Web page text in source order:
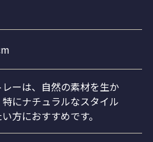
ーは、自然の素材を生か
にナチュラルなスタイル
方におすすめです。